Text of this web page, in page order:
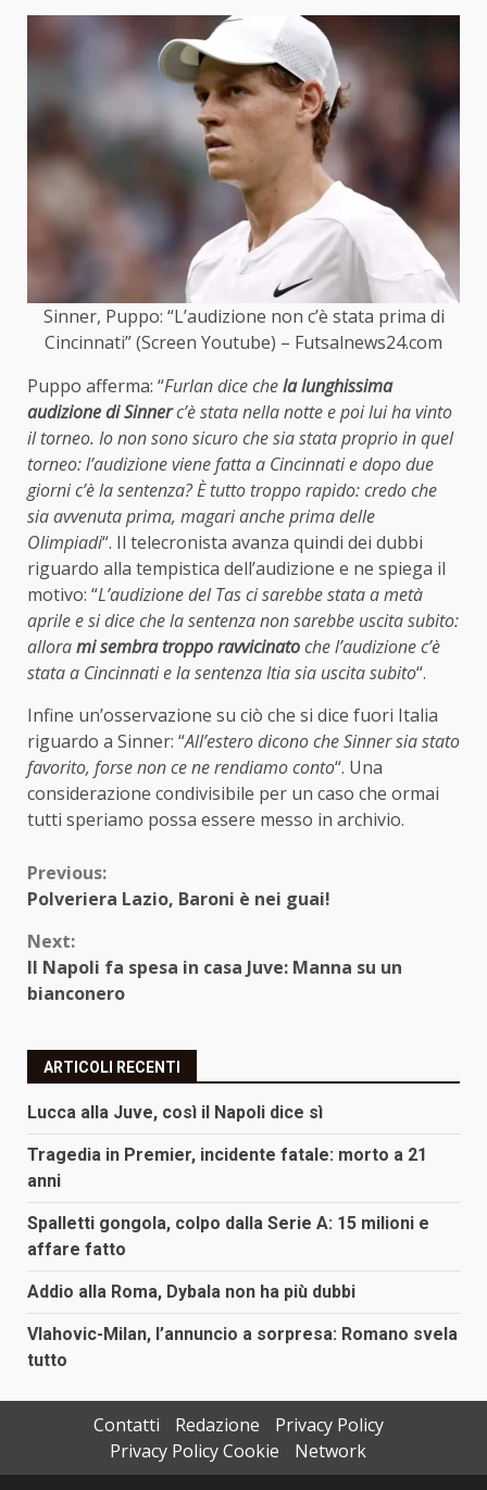
Sinner, Puppo: “L’audizione non c’è stata prima di
Cincinnati” (Screen Youtube) – Futsalnews24.com
Puppo afferma: “Furlan dice chela lunghissima
audizione di Sinnerc’è stata nella notte e poi lui ha vinto
il torneo. Io non sono sicuro che sia stata proprio in quel
torneo: l’audizione viene fatta a Cincinnati e dopo due
giorni c’è la sentenza? È tutto troppo rapido: credo che
sia avvenuta prima, magari anche prima delle
Olimpiadi“. Il telecronista avanza quindi dei dubbi
riguardo alla tempistica dell’audizione e ne spiega il
motivo: “L’audizione del Tas ci sarebbe stata a metà
aprile e si dice che la sentenza non sarebbe uscita subito:
allorami sembra troppo ravvicinatoche l’audizione c’è
stata a Cincinnati e la sentenza Itia sia uscita subito“.
Infine un’osservazione su ciò che si dice fuori Italia
riguardo a Sinner: “All’estero dicono che Sinner sia stato
favorito, forse non ce ne rendiamo conto“. Una
considerazione condivisibile per un caso che ormai
tutti speriamo possa essere messo in archivio.
Continue
Previous:
Polveriera Lazio, Baroni è nei guai!
Next:
Il Napoli fa spesa in casa Juve: Manna su un
bianconero
ARTICOLI RECENTI
Lucca alla Juve, così il Napoli dice sì
Tragedia in Premier, incidente fatale: morto a 21
anni
Spalletti gongola, colpo dalla Serie A: 15 milioni e
affare fatto
Addio alla Roma, Dybala non ha più dubbi
Vlahovic-Milan, l’annuncio a sorpresa: Romano svela
tutto
Contatti Redazione
Privacy Policy
Privacy Policy Cookie
Network